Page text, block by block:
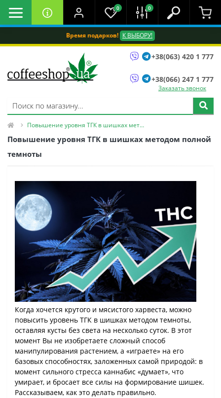
Время подарков! К ВЫБОРУ!
0 0
+38(063) 420 1 777
+38(066) 247 1 777
Заказать звонок
Повышение уровня ТГК в шишках методом полной темноты
Повышение уровня ТГК в шишках методом полной
темноты
Когда хочется крутого и мясистого харвеста, можно
повысить уровень ТГК в шишках методом темноты,
оставляя кусты без света на несколько суток. В этот
момент Вы не изобретаете сложный способ
манипулирования растением, а «играете» на его
базовых способностях, заложенных самой природой: в
момент сильного стресса каннабис «думает», что
умирает, и бросает все силы на формирование шишек.
Рассказываем, как это делать правильно.